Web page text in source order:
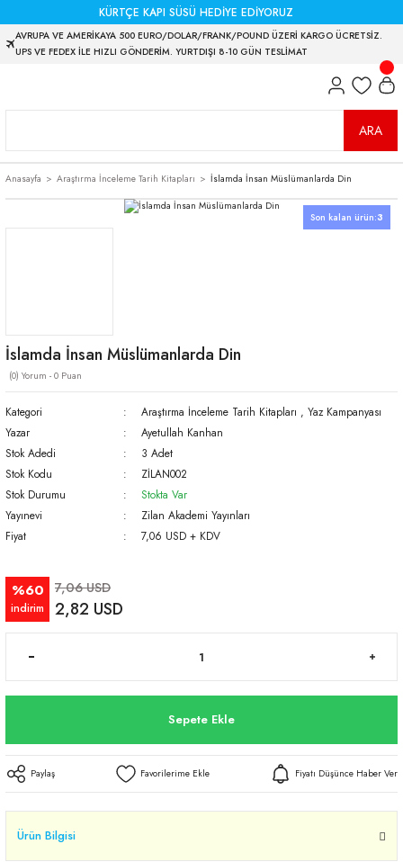
KÜRTÇE KAPI SÜSÜ HEDİYE EDİYORUZ
AVRUPA VE AMERİKAYA 500 EURO/DOLAR/FRANK/POUND ÜZERİ KARGO ÜCRETSİZ.
UPS VE FEDEX İLE HIZLI GÖNDERİM. YURTDIŞI 8-10 GÜN TESLİMAT
ARA
Anasayfa Araştırma İnceleme Tarih Kitapları İslamda İnsan Müslümanlarda Din
Son kalan ürün:3
İslamda İnsan Müslümanlarda Din
(0) Yorum - 0 Puan
Kategori Araştırma İnceleme Tarih Kitapları , Yaz Kampanyası
Yazar
Ayetullah Kanhan
Stok Adedi
3 Adet
Stok Kodu
ZİLAN002
Stok Durumu
Stokta Var
Yayınevi
Zilan Akademi Yayınları
Fiyat
7,06 USD + KDV
%60
indirim
7,06 USD
2,82 USD
Sepete Ekle
Paylaş Fiyatı Düşünce Haber Ver
Ürün Bilgisi